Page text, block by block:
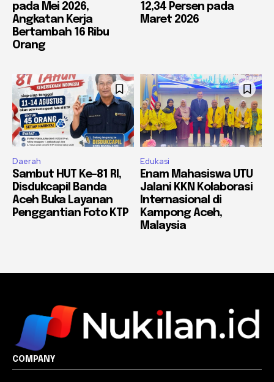
pada Mei 2026,
Angkatan Kerja
Bertambah 16 Ribu
Orang
12,34 Persen pada
Maret 2026
Daerah
Sambut HUT Ke-81 RI,
Disdukcapil Banda
Aceh Buka Layanan
Penggantian Foto KTP
Edukasi
Enam Mahasiswa UTU
Jalani KKN Kolaborasi
Internasional di
Kampong Aceh,
Malaysia
COMPANY